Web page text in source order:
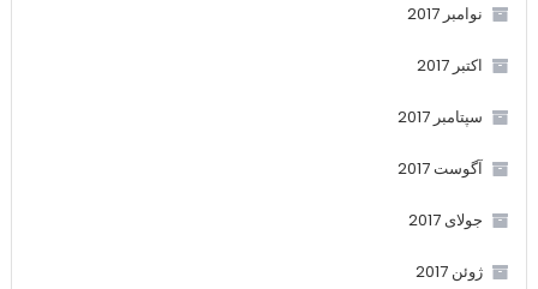
نوامبر 2017
اکتبر 2017
سپتامبر 2017
آگوست 2017
جولای 2017
ژوئن 2017